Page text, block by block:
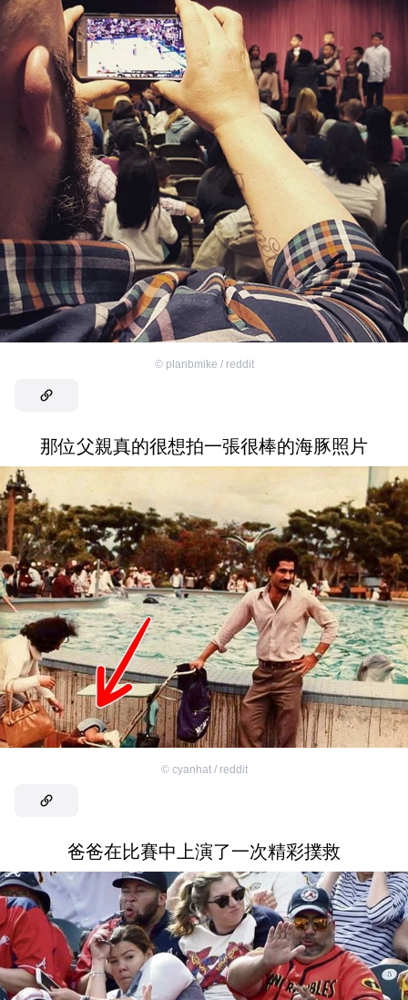
© planbmike / reddit
那位父親真的很想拍一張很棒的海豚照片
© cyanhat / reddit
爸爸在比賽中上演了一次精彩撲救